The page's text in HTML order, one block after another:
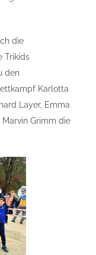
die
Trikids
den
Karlotta
Layer, Emma
Grimm die